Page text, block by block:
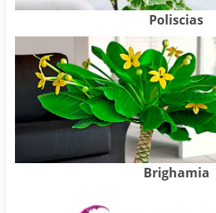
Poliscias
Brighamia